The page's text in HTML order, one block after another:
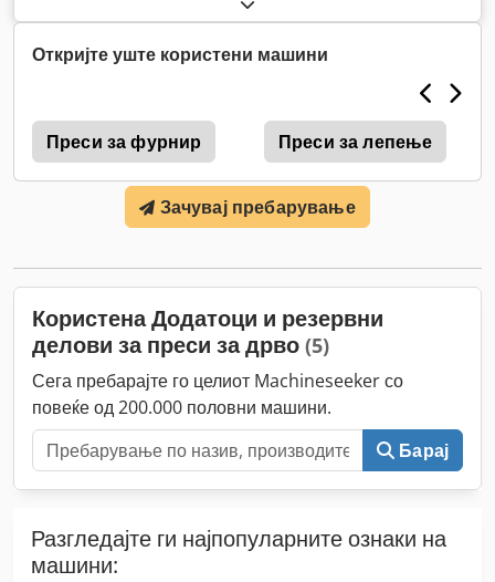
Откријте уште користени машини
Преси за фурнир Преси за лепење
Зачувај пребарување
Користена Додатоци и резервни
делови за преси за дрво (5)
Сега пребарајте го целиот Machineseeker со
повеќе од 200.000 половни машини.
Барај
Разгледајте ги најпопуларните ознаки на
машини: